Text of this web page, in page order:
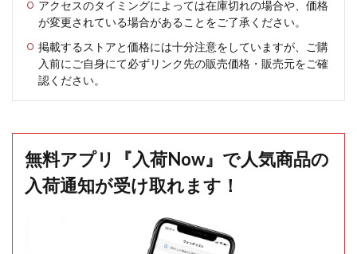
アクセスのタイミングによっては在庫切れの場合や、価格
が変更されている場合があることをご了承ください。
掲載するストアと価格には十分注意をしていますが、ご購
入前にご自身にて必ずリンク先の販売価格・販売元をご確
認ください。
無料アプリ『入荷Now』で人気商品の
入荷通知が受け取れます！